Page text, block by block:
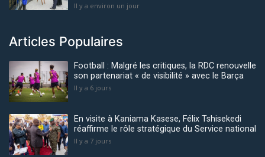
Il y a environ un jour
Articles Populaires
Football : Malgré les critiques, la RDC renouvelle
son partenariat « de visibilité » avec le Barça
Il y a 6 jours
En visite à Kaniama Kasese, Félix Tshisekedi
réaffirme le rôle stratégique du Service national
Il y a 7 jours